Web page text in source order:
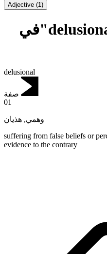
Adjective (1)
تعريف ومعنى "delusional"في
delusional
صفة
01
وهمي, هذيان
suffering from false beliefs or
evidence to the contrary